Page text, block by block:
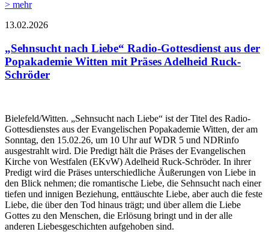
> mehr
13.02.2026
„Sehnsucht nach Liebe“ Radio-Gottesdienst aus der
Popakademie Witten mit Präses Adelheid Ruck-
Schröder
Bielefeld/Witten. „Sehnsucht nach Liebe“ ist der Titel des Radio-
Gottesdienstes aus der Evangelischen Popakademie Witten, der am
Sonntag, den 15.02.26, um 10 Uhr auf WDR 5 und NDRinfo
ausgestrahlt wird. Die Predigt hält die Präses der Evangelischen
Kirche von Westfalen (EKvW) Adelheid Ruck-Schröder. In ihrer
Predigt wird die Präses unterschiedliche Äußerungen von Liebe in
den Blick nehmen; die romantische Liebe, die Sehnsucht nach einer
tiefen und innigen Beziehung, enttäuschte Liebe, aber auch die feste
Liebe, die über den Tod hinaus trägt; und über allem die Liebe
Gottes zu den Menschen, die Erlösung bringt und in der alle
anderen Liebesgeschichten aufgehoben sind.